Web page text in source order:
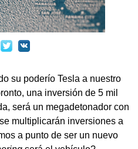
su poderío Tesla a nuestro
una inversión de 5 mil
será un megadetonador con
multiplicarán inversiones a
a punto de ser un nuevo